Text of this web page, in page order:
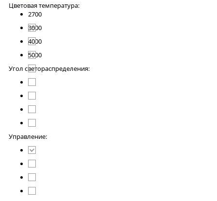
Цветовая температура:
2700
3000
4000
5000
Угол светораспределения:
Управление: